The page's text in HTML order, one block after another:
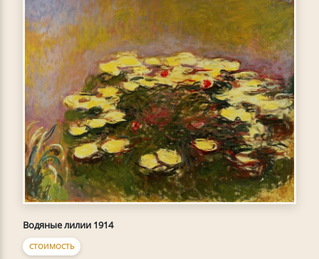
Водяные лилии 1914
СТОИМОСТЬ